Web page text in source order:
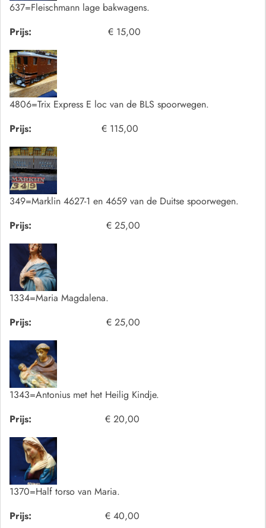
637=Fleischmann lage bakwagens.
Prijs:
€ 15,00
4806=Trix Express E loc van de BLS spoorwegen.
Prijs:
€ 115,00
349=Marklin 4627-1 en 4659 van de Duitse spoorwegen.
Prijs:
€ 25,00
1334=Maria Magdalena.
Prijs:
€ 25,00
1343=Antonius met het Heilig Kindje.
Prijs:
€ 20,00
1370=Half torso van Maria.
Prijs:
€ 40,00